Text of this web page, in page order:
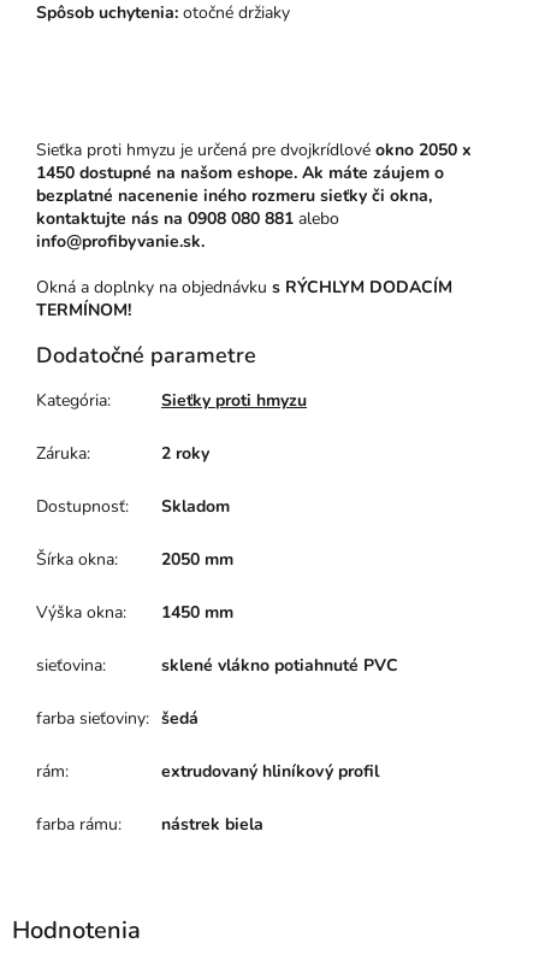
Spôsob uchytenia: otočné držiaky
Sieťka proti hmyzu je určená pre dvojkrídlové okno 2050 x
1450 dostupné na našom eshope. Ak máte záujem o
bezplatné nacenenie iného rozmeru sieťky či okna,
kontaktujte nás na 0908 080 881 alebo
info@profibyvanie.sk.
Okná a doplnky na objednávku s RÝCHLYM DODACÍM
TERMÍNOM!
Dodatočné parametre
Kategória: Sieťky proti hmyzu
Záruka: 2 roky
Dostupnosť: Skladom
Šírka okna: 2050 mm
Výška okna: 1450 mm
sieťovina: sklené vlákno potiahnuté PVC
farba sieťoviny: šedá
rám: extrudovaný hliníkový profil
farba rámu: nástrek biela